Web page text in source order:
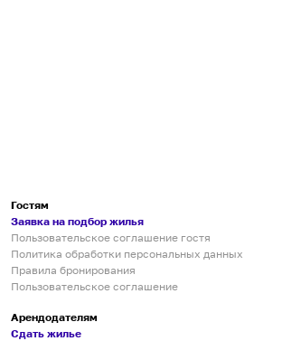
Гостям
Заявка на подбор жилья
Пользовательское соглашение гостя
Политика обработки персональных данных
Правила бронирования
Пользовательское соглашение
Арендодателям
Сдать жилье